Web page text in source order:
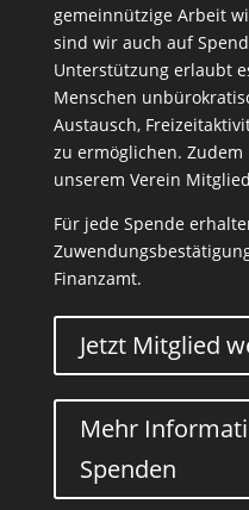
gemeinnützige Arbeit
sind wir auch auf
Unterstützung erlaubt
Menschen
Austausch,
zu ermöglichen.
unserem Verein
Für jede Spende
Finanzamt.
Jetzt Mitglied
Mehr
Spenden